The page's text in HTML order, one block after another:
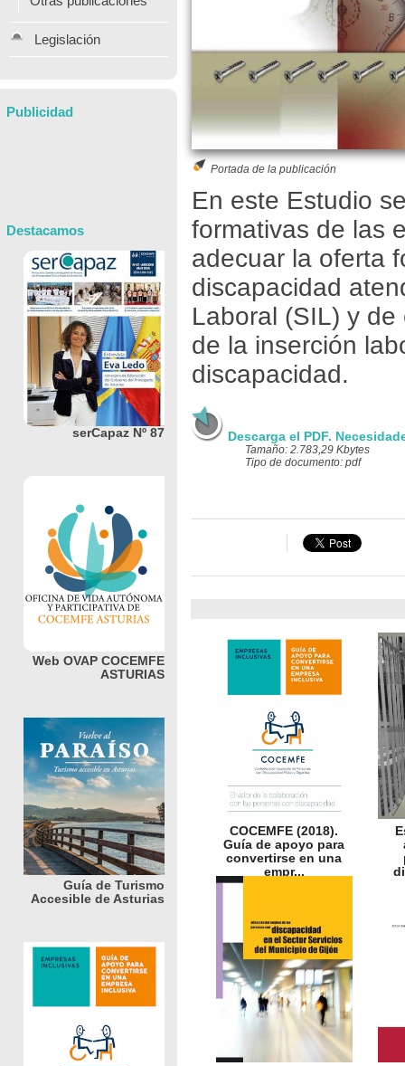
Legislación
Publicidad
Destacamos
serCapaz Nº 87
Web OVAP COCEMFE
ASTURIAS
Guía de Turismo
Accesible de Asturias
Portada de la publicación
En este Estudio
formativas de las
adecuar la oferta
discapacidad
Laboral (SIL) y
de la inserción
discapacidad.
Descarga el PDF.
Tamaño: 2.783,29 Kbytes
Tipo de documento: pdf
COCEMFE (2018).
Guía de apoyo para
convertirse en una
empr...